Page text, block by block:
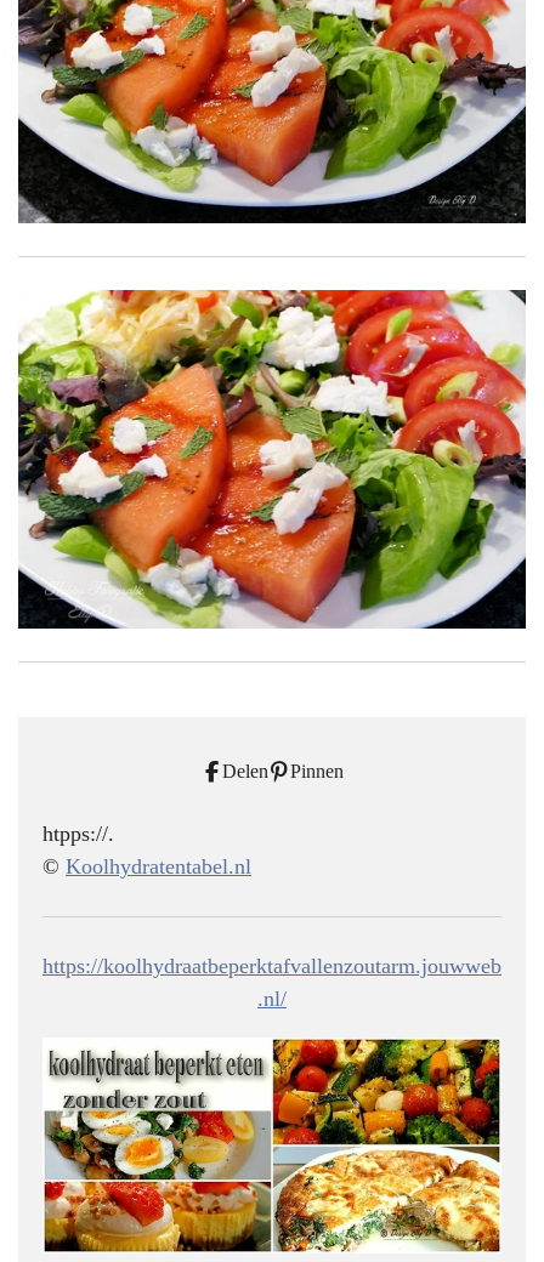
Delen Pinnen
htpps://.
© Koolhydratentabel.nl
https://koolhydraatbeperktafvallenzoutarm.jouwweb
.nl/